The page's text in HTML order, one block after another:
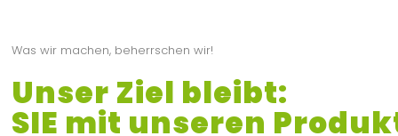
Was wir machen, beherrschen wir!
Unser Ziel bleibt:
SIE mit unseren